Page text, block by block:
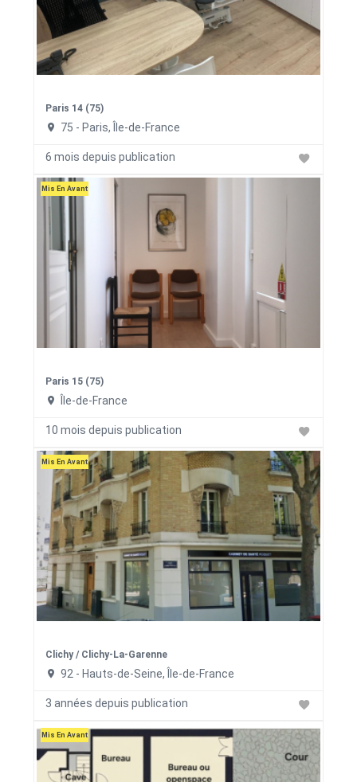
Paris 14 (75)
75 - Paris, Île-de-France
6 mois depuis publication
Mis En Avant
Paris 15 (75)
Île-de-France
10 mois depuis publication
Mis En Avant
Clichy / Clichy-La-Garenne
92 - Hauts-de-Seine, Île-de-France
3 années depuis publication
Mis En Avant